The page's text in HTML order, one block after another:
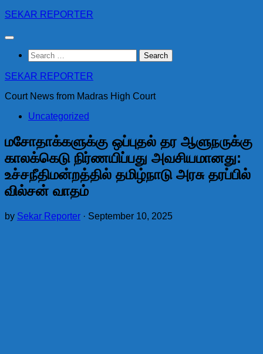
Skip
content
SEKAR REPORTER
Search
for:
SEKAR REPORTER
Court News from Madras High Court
Uncategorized
மசோதாக்களுக்கு ஒப்புதல் தர ஆளுநருக்கு
காலக்கெடு நிர்ணயிப்பது அவசியமானது:
உச்சநீதிமன்றத்தில் தமிழ்நாடு அரசு தரப்பில்
வில்சன் வாதம்
by Sekar Reporter · September 10, 2025